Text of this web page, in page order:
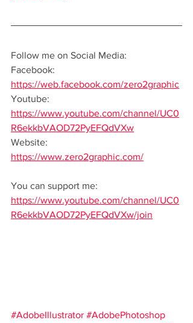
Follow me on Social Media:
Facebook:
https://web.facebook.com/zero2graphic
Youtube:
https://www.youtube.com/channel/UC0
R6ekkbVAOD72PyEFQdVXw
Website:
https://www.zero2graphic.com/
You can support me:
https://www.youtube.com/channel/UC0
R6ekkbVAOD72PyEFQdVXw/join
#AdobeIllustrator #AdobePhotoshop